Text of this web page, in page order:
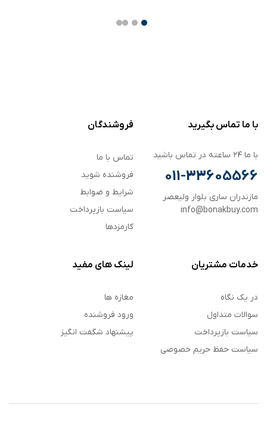
با ما تماس بگیرید
با ما ۲۴ ساعته در تماس باشید
011-33605566
مازندران ساری بلوار ولیعصر
info@bonakbuy.com
فروشندگان
تماس با ما
فروشنده شوید
شرایط و ضوابط
سیاست بازپرداخت
کارمزدها
خدمات مشتریان
در یک نگاه
سوالات متداول
سیاست بازپرداخت
سیاست حفظ حریم خصوصی
لینک های مفید
مغازه ها
ورود فروشنده
پیشنهاد شگفت انگیز